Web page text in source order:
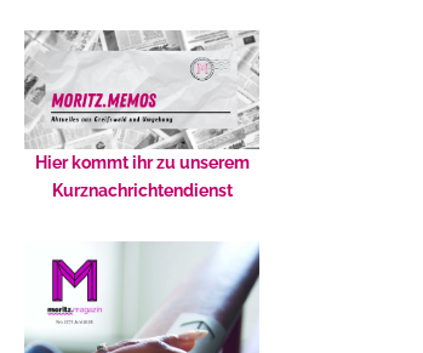
Hier kommt ihr zu unserem
Kurznachrichtendienst